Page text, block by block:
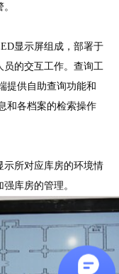
显示屏组成，部署于
的交互工作。查询工
提供自助查询功能和
和各档案的检索操作
所对应库房的环境情
库房的管理。